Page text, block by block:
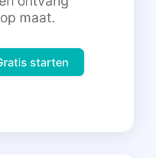
maat.
starten